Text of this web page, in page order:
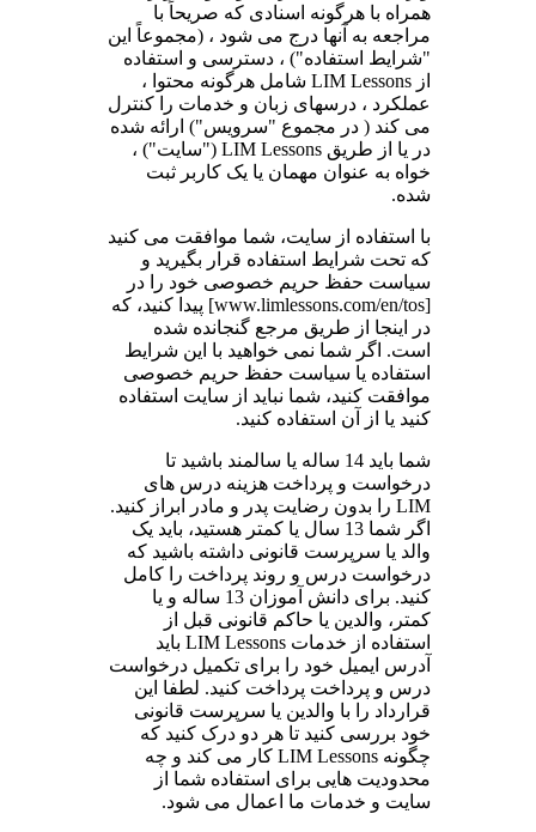
همراه با هرگونه اسنادی که صریحاً با
مراجعه به آنها درج می شود ، (مجموعاً این
"شرایط استفاده") ، دسترسی و استفاده
از LIM Lessons شامل هرگونه محتوا ،
عملکرد ، درسهای زبان و خدمات را کنترل
می کند ( در مجموع "سرویس") ارائه شده
در یا از طریق LIM Lessons ("سایت") ،
خواه به عنوان مهمان یا یک کاربر ثبت
شده.
با استفاده از سایت، شما موافقت می کنید
که تحت شرایط استفاده قرار بگیرید و
سیاست حفظ حریم خصوصی خود را در
[www.limlessons.com/en/tos] پیدا کنید، که
در اینجا از طریق مرجع گنجانده شده
است. اگر شما نمی خواهید با این شرایط
استفاده یا سیاست حفظ حریم خصوصی
موافقت کنید، شما نباید از سایت استفاده
کنید یا از آن استفاده کنید.
شما باید 14 ساله یا سالمند باشید تا
درخواست و پرداخت هزینه درس های
LIM را بدون رضایت پدر و مادر ابراز کنید.
اگر شما 13 سال یا کمتر هستید، باید یک
والد یا سرپرست قانونی داشته باشید که
درخواست درس و روند پرداخت را کامل
کنید. برای دانش آموزان 13 ساله و یا
کمتر، والدین یا حاکم قانونی قبل از
استفاده از خدمات LIM Lessons باید
آدرس ایمیل خود را برای تکمیل درخواست
درس و پرداخت پرداخت کنید. لطفا این
قرارداد را با والدین یا سرپرست قانونی
خود بررسی کنید تا هر دو درک کنید که
چگونه LIM Lessons کار می کند و چه
محدودیت هایی برای استفاده شما از
سایت و خدمات ما اعمال می شود.